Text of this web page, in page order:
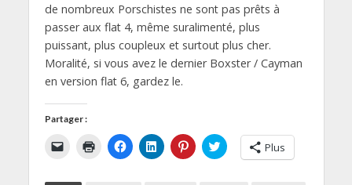
de nombreux Porschistes ne sont pas prêts à
passer aux flat 4, même suralimenté, plus
puissant, plus coupleux et surtout plus cher.
Moralité, si vous avez le dernier Boxster / Cayman
en version flat 6, gardez le.
Partager :
C
l
C
l
C
l
C
l Plus